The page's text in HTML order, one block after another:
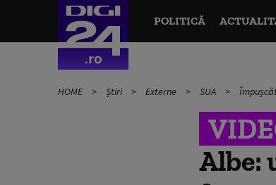
POLITICĂ
HOME Știri Externe SUA
Albe: